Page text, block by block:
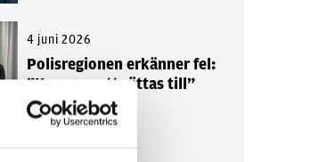
4 juni 2026
Polisregionen erkänner fel:
”Kommer att rättas till”